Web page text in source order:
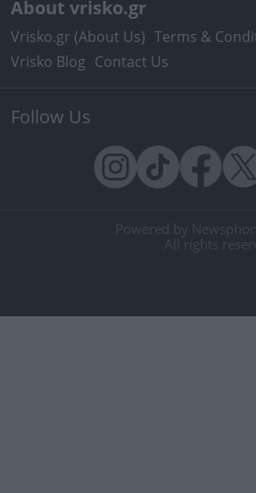
About vrisko.gr
Vrisko.gr (About Us) Terms &
Vrisko Blog Contact Us
Follow Us
Powered by
All rights